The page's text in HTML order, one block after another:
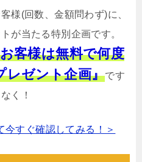
様(回数、金額問わず)に、
が当たる特別企画です。
客様は無料で何度
レゼント企画』です
く！
今すぐ確認してみる！＞